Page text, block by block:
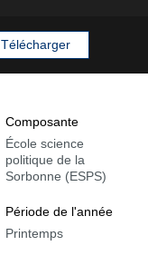
Télécharger
Composante
École science
politique de la
Sorbonne (ESPS)
Période de l'année
Printemps